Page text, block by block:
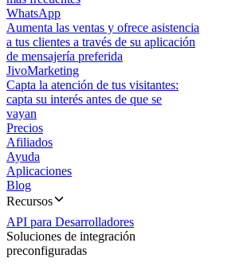
WhatsApp
Aumenta las ventas y ofrece asistencia
a tus clientes a través de su aplicación
de mensajería preferida
JivoMarketing
Capta la atención de tus visitantes:
capta su interés antes de que se
vayan
Precios
Afiliados
Ayuda
Aplicaciones
Blog
Recursos
API para Desarrolladores
Soluciones de integración
preconfiguradas